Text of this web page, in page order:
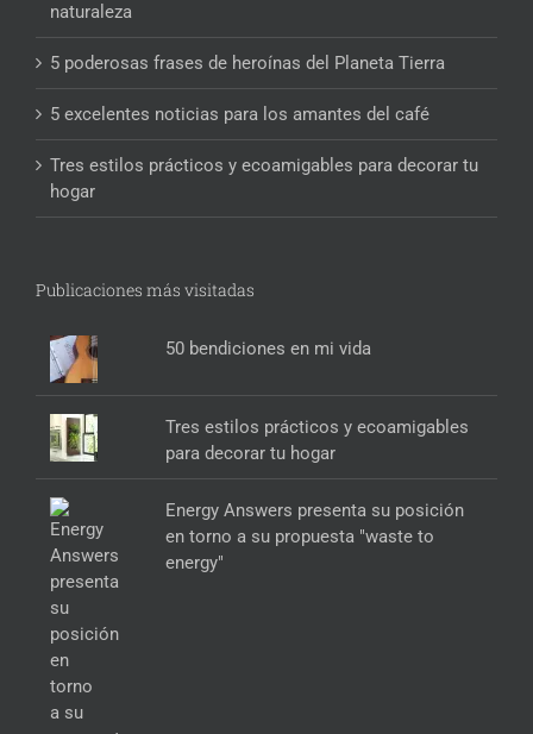
naturaleza
5 poderosas frases de heroínas del Planeta Tierra
5 excelentes noticias para los amantes del café
Tres estilos prácticos y ecoamigables para decorar tu
hogar
Publicaciones más visitadas
50 bendiciones en mi vida
Tres estilos prácticos y ecoamigables
para decorar tu hogar
Energy Answers presenta su posición
en torno a su propuesta "waste to
energy"